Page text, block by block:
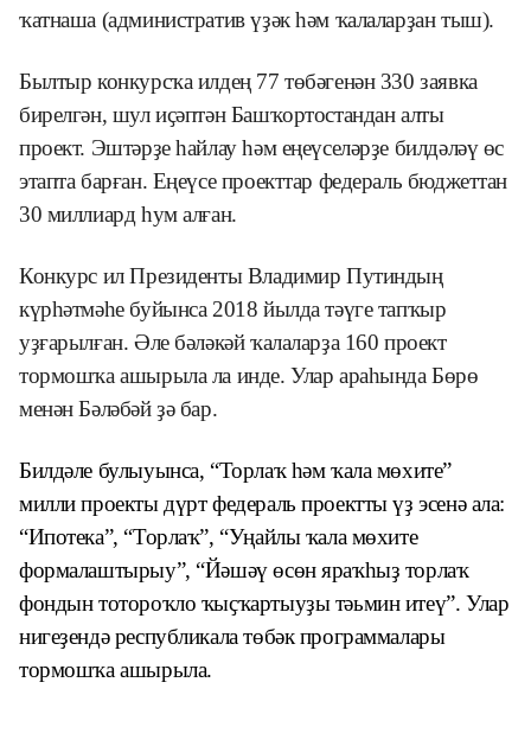
ҡатнаша (административ үҙәк һәм ҡалаларҙан тыш).
Былтыр конкурсҡа илдең 77 төбәгенән 330 заявка
бирелгән, шул иҫәптән Башҡортостандан алты
проект. Эштәрҙе һайлау һәм еңеүселәрҙе билдәләү өс
этапта барған. Еңеүсе проекттар федераль бюджеттан
30 миллиард һум алған.
Конкурс ил Президенты Владимир Путиндың
күрһәтмәһе буйынса 2018 йылда тәүге тапҡыр
уҙғарылған. Әле бәләкәй ҡалаларҙа 160 проект
тормошҡа ашырыла ла инде. Улар араһында Бөрө
менән Бәләбәй ҙә бар.
Билдәле булыуынса, “Торлаҡ һәм ҡала мөхите”
милли проекты дүрт федераль проектты үҙ эсенә ала:
“Ипотека”, “Торлаҡ”, “Уңайлы ҡала мөхите
формалаштырыу”, “Йәшәү өсөн яраҡһыҙ торлаҡ
фондын тотороҡло ҡыҫҡартыуҙы тәьмин итеү”. Улар
нигеҙендә республикала төбәк программалары
тормошҡа ашырыла.